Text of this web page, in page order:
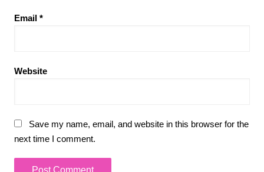
Email *
Website
Save my name, email, and website in this browser for the
next time I comment.